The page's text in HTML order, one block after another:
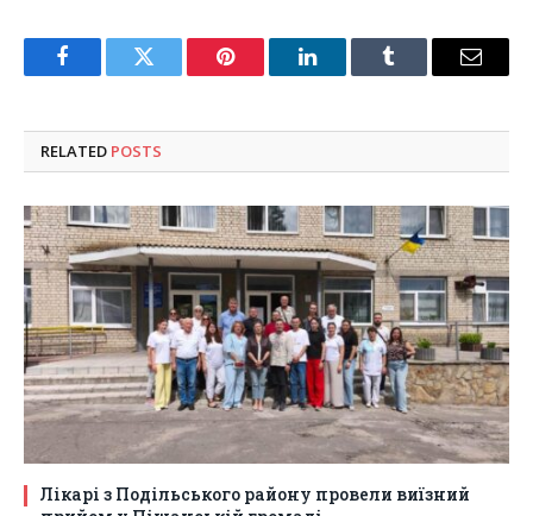
FacebookTwitter Pinterest LinkedInTumblr Email
RELATED POSTS
Лікарі з Подільського району провели виїзний